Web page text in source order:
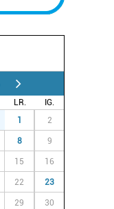
LR.
IG.
1 2
8 9
15 16
22 23
29 30